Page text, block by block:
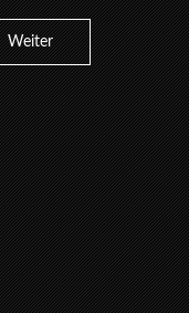
Weiter